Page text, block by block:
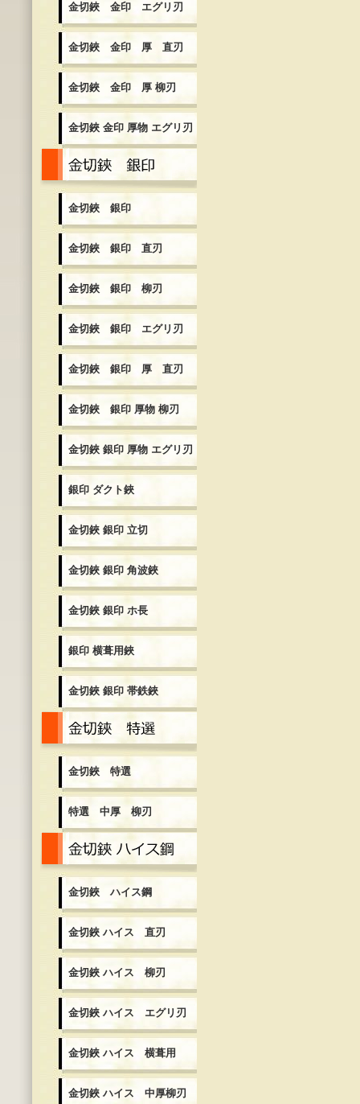
金切鋏 金印 エグリ刃
金切鋏 金印 厚 直刃
金切鋏 金印 厚 柳刃
金切鋏 金印 厚物 エグリ刃
金切鋏 銀印
金切鋏 銀印 直刃
金切鋏 銀印 柳刃
金切鋏 銀印 エグリ刃
金切鋏 銀印 厚 直刃
金切鋏 銀印 厚物 柳刃
金切鋏 銀印 厚物 エグリ刃
銀印 ダクト鋏
金切鋏 銀印 立切
金切鋏 銀印 角波鋏
金切鋏 銀印 ホ長
銀印 横葺用鋏
金切鋏 銀印 帯鉄鋏
金切鋏 特選
特選 中厚 柳刃
金切鋏 ハイス鋼
金切鋏 ハイス 直刃
金切鋏 ハイス 柳刃
金切鋏 ハイス エグリ刃
金切鋏 ハイス 横葺用
金切鋏 ハイス 中厚柳刃